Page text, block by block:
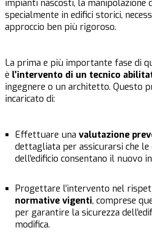
impianti nascosti, la
specialmente in edifici storici,
approccio ben più rigoroso.
La prima e più importante fase di
è l’intervento di un tecnico
ingegnere o un architetto. Questo
incaricato di:
Effettuare una valutazione
dettagliata per assicurarsi che le
dell’edificio consentano il nuovo
Progettare l’intervento nel
normative vigenti, comprese
per garantire la sicurezza
modifica.